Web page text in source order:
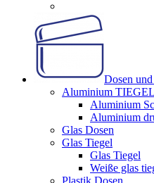
Dosen
Aluminium TIEGEL
Aluminium
Aluminium
Glas Dosen
Glas Tiegel
Glas Tiegel
Weiße glas
Plastik Dosen